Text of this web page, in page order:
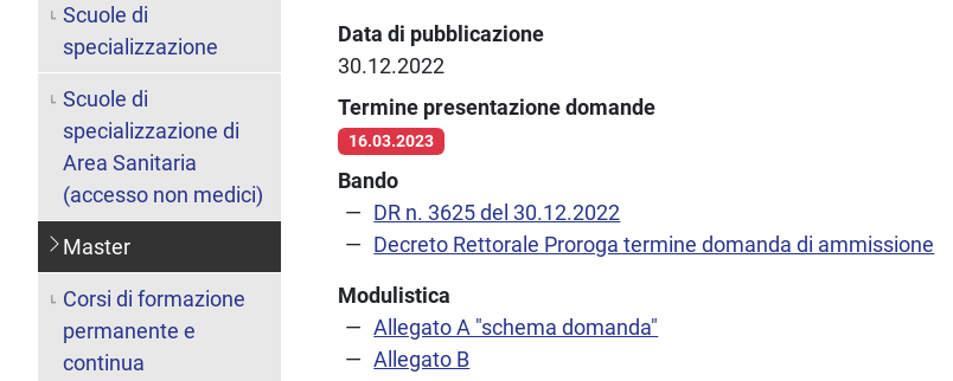
Data di pubblicazione
30.12.2022
Termine presentazione domande
16.03.2023
Bando
DR n. 3625 del 30.12.2022
Decreto Rettorale Proroga termine domanda di ammissione
Modulistica
Allegato A "schema domanda"
Allegato B
Scuole di
specializzazione
Scuole di
specializzazione di
Area Sanitaria
(accesso non medici)
Master
Corsi di formazione
permanente e
continua